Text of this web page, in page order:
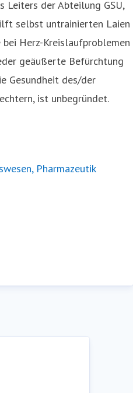
Leiters der Abteilung GSU,
selbst untrainierten Laien
Herz-Kreislaufproblemen
geäußerte Befürchtung
Gesundheit des/der
ist unbegründet.
Pharmazeutik